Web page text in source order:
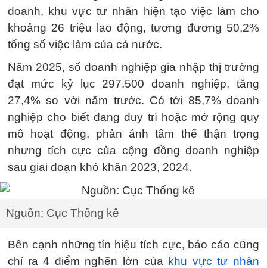
doanh, khu vực tư nhân hiện tạo việc làm cho
khoảng 26 triệu lao động, tương đương 50,2%
tổng số việc làm của cả nước.
Năm 2025, số doanh nghiệp gia nhập thị trường
đạt mức kỷ lục 297.500 doanh nghiệp, tăng
27,4% so với năm trước. Có tới 85,7% doanh
nghiệp cho biết đang duy trì hoặc mở rộng quy
mô hoạt động, phản ánh tâm thế thận trọng
nhưng tích cực của cộng đồng doanh nghiệp
sau giai đoạn khó khăn 2023, 2024.
Nguồn: Cục Thống kê
Bên cạnh những tín hiệu tích cực, báo cáo cũng
chỉ ra 4 điểm nghẽn lớn của khu vực tư nhân